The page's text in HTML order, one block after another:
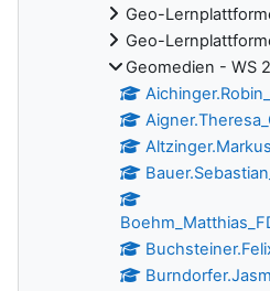
Geo-
Geo-
Geomedien - WS